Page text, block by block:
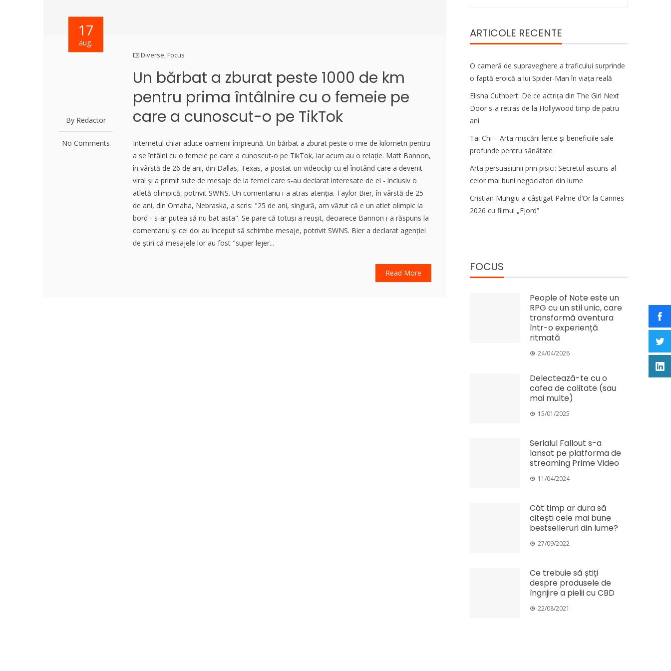
17
aug.
By Redactor
No Comments
Diverse,Focus
Un bărbat a zburat peste 1000 de km
pentru prima întâlnire cu o femeie pe
care a cunoscut-o pe TikTok
Internetul chiar aduce oamenii împreună. Un bărbat a zburat peste o mie de kilometri pentru
a se întâlni cu o femeie pe care a cunoscut-o pe TikTok, iar acum au o relație. Matt Bannon,
în vârstă de 26 de ani, din Dallas, Texas, a postat un videoclip cu el înotând care a devenit
viral și a primit sute de mesaje de la femei care s-au declarat interesate de el - inclusiv o
atletă olimpică, potrivit SWNS. Un comentariu i-a atras atenția. Taylor Bier, în vârstă de 25
de ani, din Omaha, Nebraska, a scris: "25 de ani, singură, am văzut că e un atlet olimpic la
bord - s-ar putea să nu bat asta". Se pare că totuși a reușit, deoarece Bannon i-a răspuns la
comentariu și cei doi au început să schimbe mesaje, potrivit SWNS. Bier a declarat agenției
de știri că mesajele lor au fost "super lejer...
Read More
ARTICOLE RECENTE
O cameră de supraveghere a traficului surprinde
o faptă eroică a lui Spider-Man în viața reală
Elisha Cuthbert: De ce actrița din The Girl Next
Door s‑a retras de la Hollywood timp de patru
ani
Tai Chi – Arta mișcării lente și beneficiile sale
profunde pentru sănătate
Arta persuasiunii prin pisici: Secretul ascuns al
celor mai buni negociatori din lume
Cristian Mungiu a câștigat Palme d’Or la Cannes
2026 cu filmul „Fjord”
FOCUS
People of Note este un
RPG cu un stil unic, care
transformă aventura
într-o experiență
ritmată
24/04/2026
Delectează-te cu o
cafea de calitate (sau
mai multe)
15/01/2025
Serialul Fallout s-a
lansat pe platforma de
streaming Prime Video
11/04/2024
Cât timp ar dura să
citești cele mai bune
bestselleruri din lume?
27/09/2022
Ce trebuie să știți
despre produsele de
îngrijire a pielii cu CBD
22/08/2021